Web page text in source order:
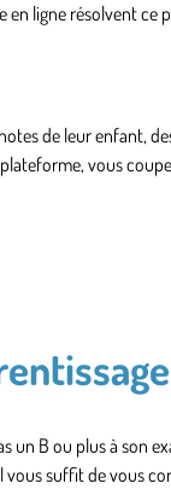
ligne résolvent ce
de leur enfant,
vous
un B ou plus à son
vous suffit de vous